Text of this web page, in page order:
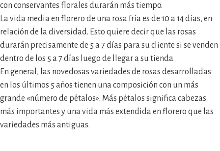
con conservantes florales durarán más tiempo.
La vida media en florero de una rosa fría es de 10 a 14 días, en
relación de la diversidad. Esto quiere decir que las rosas
durarán precisamente de 5 a 7 días para su cliente si se venden
dentro de los 5 a 7 días luego de llegar a su tienda.
En general, las novedosas variedades de rosas desarrolladas
en los últimos 5 años tienen una composición con un más
grande «número de pétalos». Más pétalos significa cabezas
más importantes y una vida más extendida en florero que las
variedades más antiguas.